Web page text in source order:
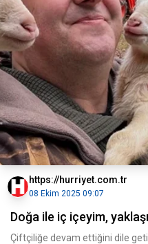
https://hurriyet.com.tr
08 Ekim 2025 09:07
Doğa ile iç içeyim,
Çiftçiliğe devam ettiğini dile